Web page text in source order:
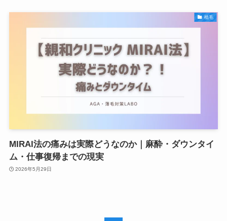
植毛
MIRAI法の痛みは実際どうなのか｜麻酔・ダウンタイ
ム・仕事復帰までの現実
2026年5月29日